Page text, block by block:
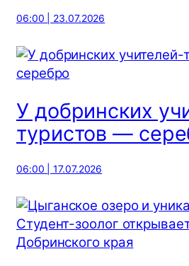
06:00 | 23.07.2026
У добринских
туристов —
06:00 | 17.07.2026